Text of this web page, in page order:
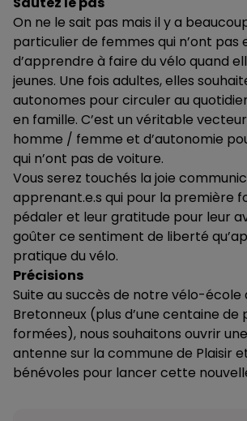
On ne le sait pas mais il y a
particulier de femmes qui n’ont pas
d’apprendre à faire du vélo quand
jeunes. Une fois adultes, elles
autonomes pour circuler au
en famille. C’est un véritable
homme / femme et d’autonomie
qui n’ont pas de voiture.
Vous serez touchés la joie
apprenant.e.s qui pour la première
pédaler et leur gratitude pour leur
goûter ce sentiment de liberté
pratique du vélo.
Précisions
Suite au succès de notre vélo-
Bretonneux (plus d’une centaine de
formées), nous souhaitons ouvrir
antenne sur la commune de Plaisir
bénévoles pour lancer cette